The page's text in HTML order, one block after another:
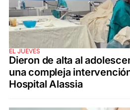
EL JUEVES
Dieron de alta al
una compleja
Hospital Alassia